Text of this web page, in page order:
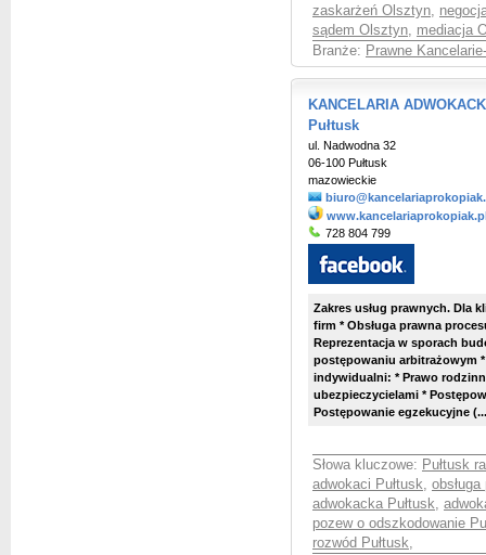
zaskarżeń Olsztyn,
sądem Olsztyn, mediacja
Branże: Prawne
KANCELARIA
Pułtusk
ul. Nadwodna 32
06-100 Pułtusk
mazowieckie
728 804 799
Zakres usług prawnych. Dla
firm * Obsługa prawna
Reprezentacja w sporach
postępowaniu arbitrażowym
indywidualni: * Prawo
ubezpieczycielami *
Postępowanie egzekucyjne
Słowa kluczowe: Pułtusk
adwokaci Pułtusk,
adwokacka Pułtusk,
pozew o odszkodowanie
rozwód Pułtusk,